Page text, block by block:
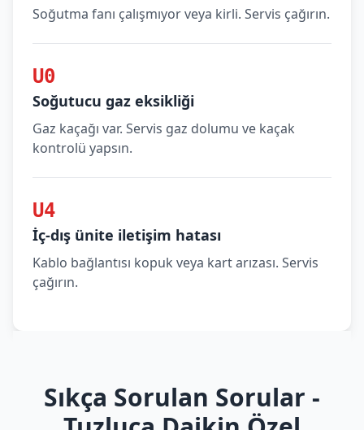
Soğutma fanı çalışmıyor veya kirli. Servis çağırın.
U0
Soğutucu gaz eksikliği
Gaz kaçağı var. Servis gaz dolumu ve kaçak
kontrolü yapsın.
U4
İç-dış ünite iletişim hatası
Kablo bağlantısı kopuk veya kart arızası. Servis
çağırın.
Sıkça Sorulan Sorular -